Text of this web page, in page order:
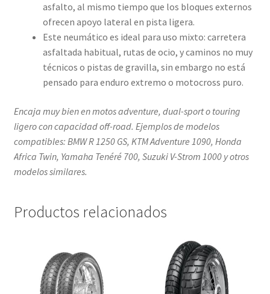
asfalto, al mismo tiempo que los bloques externos
ofrecen apoyo lateral en pista ligera.
Este neumático es ideal para uso mixto: carretera
asfaltada habitual, rutas de ocio, y caminos no muy
técnicos o pistas de gravilla, sin embargo no está
pensado para enduro extremo o motocross puro.
Encaja muy bien en motos adventure, dual-sport o touring
ligero con capacidad off-road. Ejemplos de modelos
compatibles: BMW R 1250 GS, KTM Adventure 1090, Honda
Africa Twin, Yamaha Tenéré 700, Suzuki V-Strom 1000 y otros
modelos similares.
Productos relacionados